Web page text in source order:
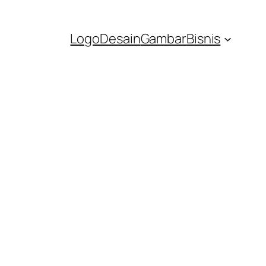
LogoDesainGambarBisnis